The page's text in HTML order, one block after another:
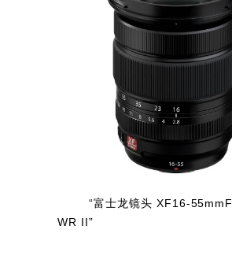
“富士龙镜头 XF16-
WR II”